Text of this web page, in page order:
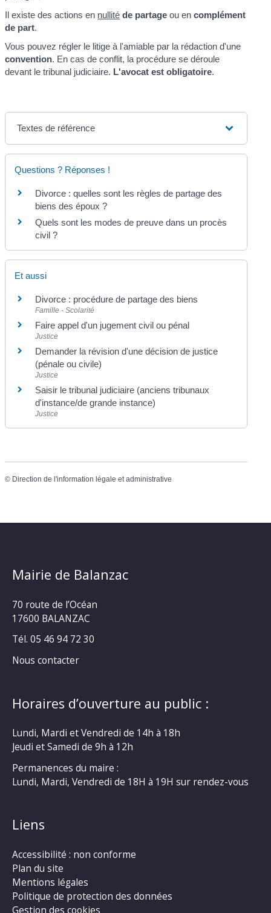
Il existe des actions en nullité de partage ou encomplément
de part.
Vous pouvez régler le litige à l'amiable par la rédaction d'une
convention. En cas de conflit, la procédure se déroule
devant le tribunal judiciaire. L'avocat est obligatoire.
Textes de référence
Questions ? Réponses !
Divorce : quelles sont les règles de partage des
biens des époux ?
Quels sont les modes de preuve dans un procès
civil ?
Et aussi
Divorce : procédure de partage des biens
Famille - Scolarité
Faire appel d'un jugement civil ou pénal
Justice
Demander la révision d'une décision de justice
(pénale ou civile)
Justice
Saisir le tribunal judiciaire (anciens tribunaux
d'instance/de grande instance)
Justice
© Direction de l'information légale et administrative
Mairie de Balanzac
70 route de l’Océan
17600 BALANZAC
Tél. 05 46 94 72 30
Nous contacter
Horaires d’ouverture au public :
Lundi, Mardi et Vendredi de 14h à 18h
Jeudi et Samedi de 9h à 12h
Permanences du maire :
Lundi, Mardi, Vendredi de 18H à 19H sur rendez-vous
Liens
Accessibilité : non conforme
Plan du site
Mentions légales
Politique de protection des données
Gestion des cookies